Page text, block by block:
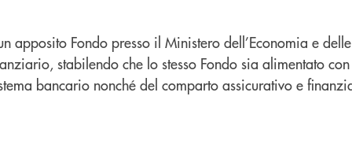
apposito Fondo presso il Ministero dell’Economia e delle
stabilendo che lo stesso Fondo sia alimentato
bancario nonché del comparto assicurativo e